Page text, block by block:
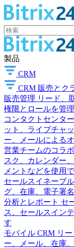
製品
CRM
CRM 販売とク
販売管理 リード、
権限とロールを管
コンタクトセンター
ット、ライブチャ
ー、メールによる
営業チームのコラ
スク、カレンダー
メントなどを使用
セールスイネーブ
グ、在庫、電子署
分析とレポート セ
ス、セールスイン
す
モバイル CRM リ
ー、メール、在庫